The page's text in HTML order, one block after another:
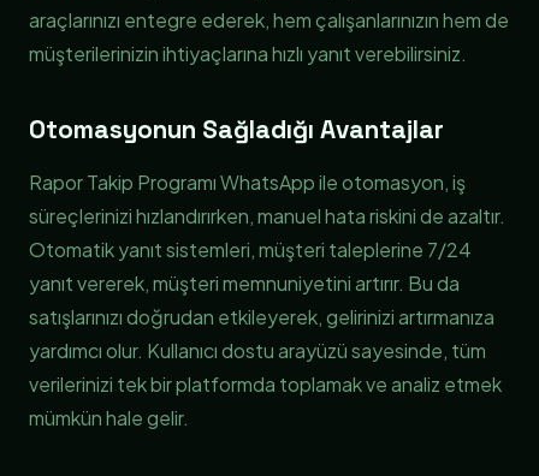
araçlarınızı entegre ederek, hem çalışanlarınızın hem de
müşterilerinizin ihtiyaçlarına hızlı yanıt verebilirsiniz.
Otomasyonun Sağladığı Avantajlar
Rapor Takip Programı WhatsApp ile otomasyon, iş
süreçlerinizi hızlandırırken, manuel hata riskini de azaltır.
Otomatik yanıt sistemleri, müşteri taleplerine 7/24
yanıt vererek, müşteri memnuniyetini artırır. Bu da
satışlarınızı doğrudan etkileyerek, gelirinizi artırmanıza
yardımcı olur. Kullanıcı dostu arayüzü sayesinde, tüm
verilerinizi tek bir platformda toplamak ve analiz etmek
mümkün hale gelir.